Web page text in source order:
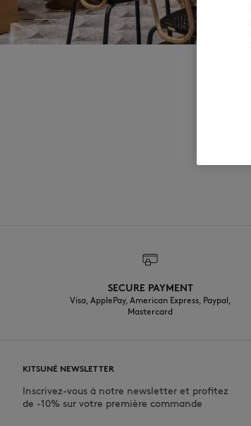
SECURE PAYMENT
Visa, ApplePay, American Express, Paypal,
Mastercard
KITSUNÉ NEWSLETTER
Inscrivez-vous à notre newsletter et profitez
de -10% sur votre première commande